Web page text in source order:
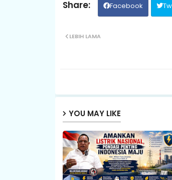
Facebook
LEBIH LAMA
YOU MAY LIKE